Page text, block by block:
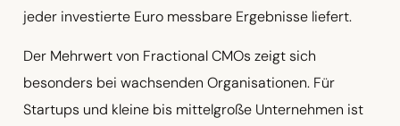
jeder investierte Euro messbare Ergebnisse liefert.
Der Mehrwert von Fractional CMOs zeigt sich
besonders bei wachsenden Organisationen. Für
Startups und kleine bis mittelgroße Unternehmen ist